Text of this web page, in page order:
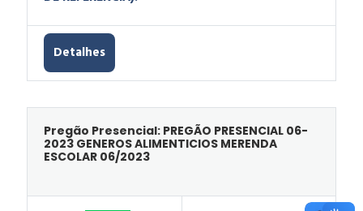
Detalhes
Pregão Presencial: PREGÃO PRESENCIAL 06-
2023 GENEROS ALIMENTICIOS MERENDA
ESCOLAR 06/2023